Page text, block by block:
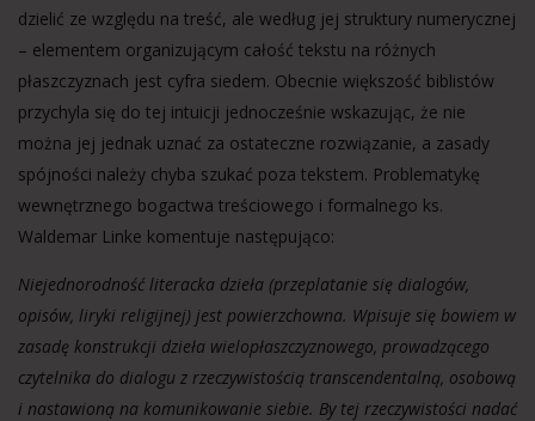
dzielić ze względu na treść, ale według jej struktury numerycznej
– elementem organizującym całość tekstu na różnych
płaszczyznach jest cyfra siedem. Obecnie większość biblistów
przychyla się do tej intuicji jednocześnie wskazując, że nie
można jej jednak uznać za ostateczne rozwiązanie, a zasady
spójności należy chyba szukać poza tekstem. Problematykę
wewnętrznego bogactwa treściowego i formalnego ks.
Waldemar Linke komentuje następująco:
Niejednorodność literacka dzieła (przeplatanie się dialogów,
opisów, liryki religijnej) jest powierzchowna. Wpisuje się bowiem w
zasadę konstrukcji dzieła wielopłaszczyznowego, prowadzącego
czytelnika do dialogu z rzeczywistością transcendentalną, osobową
i nastawioną na komunikowanie siebie. By tej rzeczywistości nadać